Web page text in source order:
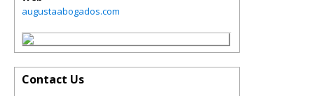
augustaabogados.com
Contact Us